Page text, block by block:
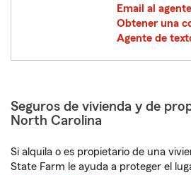
Email al agente
Obtener una
Agente de
Seguros de vivienda y de
North Carolina
Si alquila o es propietario de una
State Farm le ayuda a proteger el